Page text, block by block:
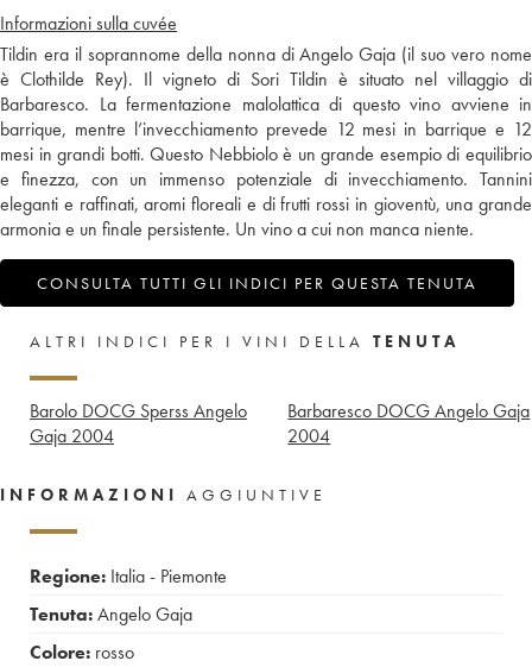
Informazioni sulla cuvée
Tildin era il soprannome della nonna di Angelo Gaja (il suo vero nome
è Clothilde Rey). Il vigneto di Sori Tildin è situato nel villaggio di
Barbaresco. La fermentazione malolattica di questo vino avviene in
barrique, mentre l’invecchiamento prevede 12 mesi in barrique e 12
mesi in grandi botti. Questo Nebbiolo è un grande esempio di equilibrio
e finezza, con un immenso potenziale di invecchiamento. Tannini
eleganti e raffinati, aromi floreali e di frutti rossi in gioventù, una grande
armonia e un finale persistente. Un vino a cui non manca niente.
CONSULTA TUTTI GLI INDICI PER QUESTA TENUTA
ALTRI INDICI PER I VINI DELLA TENUTA
Barolo DOCG Sperss Angelo
Gaja 2004
Barbaresco DOCG Angelo Gaja
2004
INFORMAZIONI AGGIUNTIVE
Regione: Italia - Piemonte
Tenuta:Angelo Gaja
Colore: rosso